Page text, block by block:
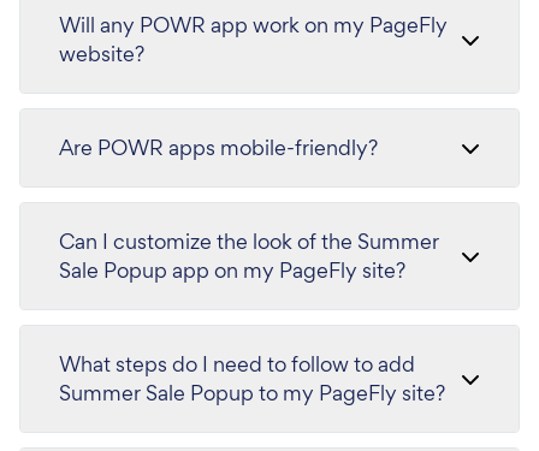
Will any POWR app work on my PageFly
website?
Are POWR apps mobile-friendly?
Can I customize the look of the Summer
Sale Popup app on my PageFly site?
What steps do I need to follow to add
Summer Sale Popup to my PageFly site?